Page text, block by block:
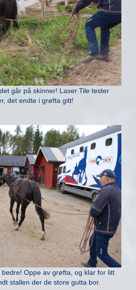
går på skinner! Laser Tile tester
det endte i grøfta gitt!
Oppe av grøfta, og klar for litt
stallen der de store gutta bor.